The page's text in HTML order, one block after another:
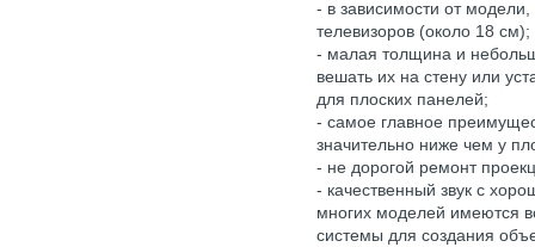
- в зависимости от
телевизоров (около 18 см);
- малая толщина и
вешать их на стену или
для плоских панелей;
- самое главное
значительно ниже чем у
- не дорогой ремонт
- качественный звук с
многих моделей имеются
системы для создания